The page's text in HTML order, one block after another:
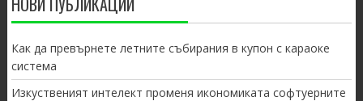
Как да превърнете летните събирания в купон с караоке
система
Изкуственият интелект променя икономиката софтуерните